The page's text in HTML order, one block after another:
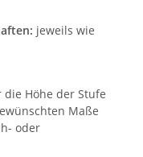
jeweils wie
Höhe der Stufe
Maße
oder